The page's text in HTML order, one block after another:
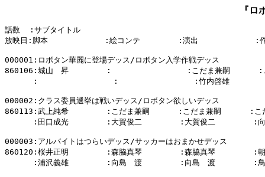
『ロ
話数  :サブタイトル
放映日:脚本            :絵コンテ        :演出            :作
000001:ロボタン華麗に登場デッス/ロボタン入学作戦デッス
860106:城山　昇        :                :こだま兼嗣      :こ
:                :                :竹内啓雄
000002:クラス委員選挙は戦いデッス/ロボタン欲しいデッス
860113:武上純希        :こだま兼嗣      :こだま兼嗣      :こだ
:田口成光        :大賀俊二        :大賀俊二        :向
000003:アルバイトはつらいデッス/サッカーはおまかせデッス
860120:桜井正明        :森脇真琴        :森脇真琴        :朝
:浦沢義雄        :向島　渡        :向島　渡        :鳥